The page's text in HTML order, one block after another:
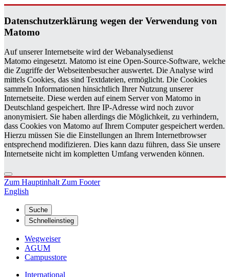
Da­ten­schutz­er­klä­rung wegen der Ver­wen­dung von
Ma­to­mo
Auf unserer Internetseite wird der Webanalysedienst
Matomo eingesetzt. Matomo ist eine Open-Source-Software, welche
die Zugriffe der Webseitenbesucher auswertet. Die Analyse wird
mittels Cookies, das sind Textdateien, ermöglicht. Die Cookies
sammeln Informationen hinsichtlich Ihrer Nutzung unserer
Internetseite. Diese werden auf einem Server von Matomo in
Deutschland gespeichert. Ihre IP-Adresse wird noch zuvor
anonymisiert. Sie haben allerdings die Möglichkeit, zu verhindern,
dass Cookies von Matomo auf Ihrem Computer gespeichert werden.
Hierzu müssen Sie die Einstellungen an Ihrem Internetbrowser
entsprechend modifizieren. Dies kann dazu führen, dass Sie unsere
Internetseite nicht im kompletten Umfang verwenden können.
Zum HauptinhaltZum Footer
English
Suche
Schnelleinstieg
Wegweiser
AGUM
Campusstore
International